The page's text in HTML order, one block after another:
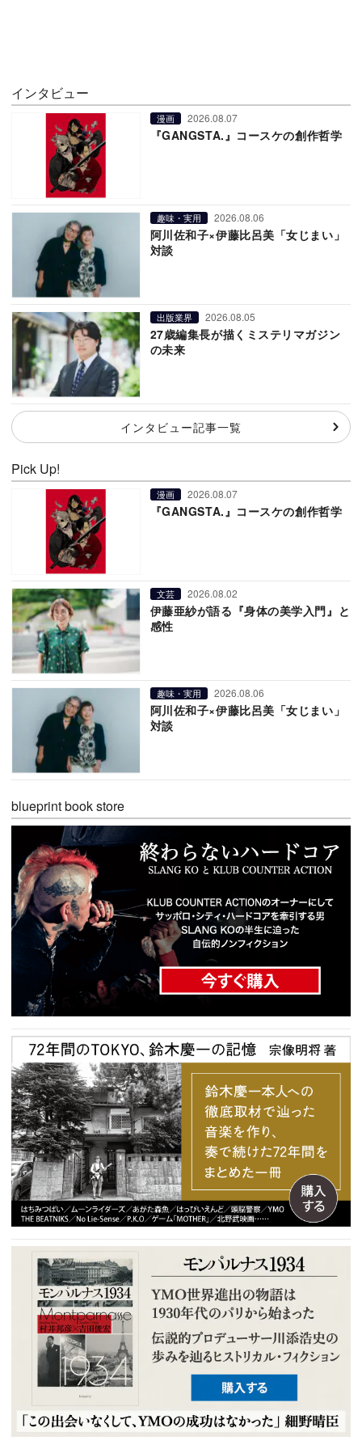
インタビュー
漫画 2026.08.07
『GANGSTA.』コースケの創作哲学
趣味・実用 2026.08.06
阿川佐和子×伊藤比呂美「女じまい」
対談
出版業界 2026.08.05
27歳編集長が描くミステリマガジン
の未来
インタビュー記事一覧
Pick Up!
漫画 2026.08.07
『GANGSTA.』コースケの創作哲学
文芸 2026.08.02
伊藤亜紗が語る『身体の美学入門』と
感性
趣味・実用 2026.08.06
阿川佐和子×伊藤比呂美「女じまい」
対談
blueprint book store